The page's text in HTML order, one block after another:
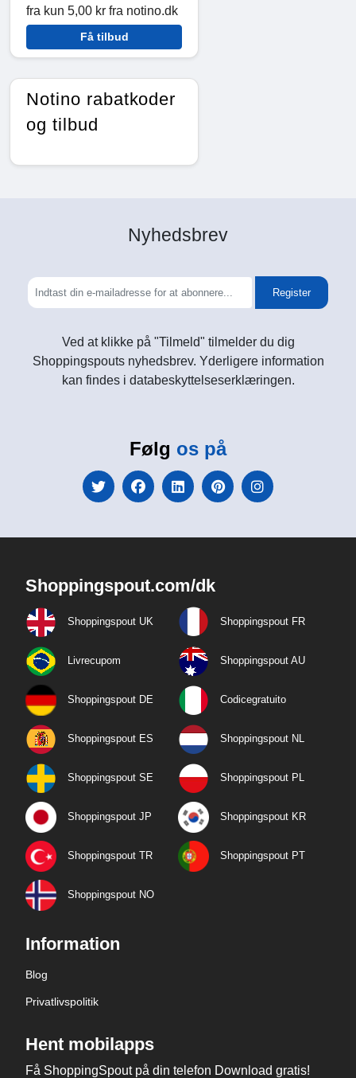
fra kun 5,00 kr fra notino.dk
Få tilbud
Notino rabatkoder
og tilbud
Nyhedsbrev
Register
Ved at klikke på "Tilmeld" tilmelder du dig
Shoppingspouts nyhedsbrev. Yderligere information
kan findes i databeskyttelseserklæringen.
Følg os på
Shoppingspout.com/dk
Shoppingspout UK Shoppingspout FR
Livrecupom Shoppingspout AU
Shoppingspout DE Codicegratuito
Shoppingspout ES Shoppingspout NL
Shoppingspout SE Shoppingspout PL
Shoppingspout JP Shoppingspout KR
Shoppingspout TR Shoppingspout PT
Shoppingspout NO
Information
Blog
Privatlivspolitik
Hent mobilapps
Få ShoppingSpout på din telefon Download gratis!